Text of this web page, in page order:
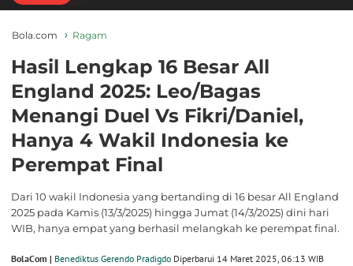
Bola.com Ragam
Hasil Lengkap 16 Besar All
England 2025: Leo/Bagas
Menangi Duel Vs Fikri/Daniel,
Hanya 4 Wakil Indonesia ke
Perempat Final
Dari 10 wakil Indonesia yang bertanding di 16 besar All England
2025 pada Kamis (13/3/2025) hingga Jumat (14/3/2025) dini hari
WIB, hanya empat yang berhasil melangkah ke perempat final.
BolaCom | Benediktus Gerendo Pradigdo Diperbarui 14 Maret 2025, 06:13 WIB